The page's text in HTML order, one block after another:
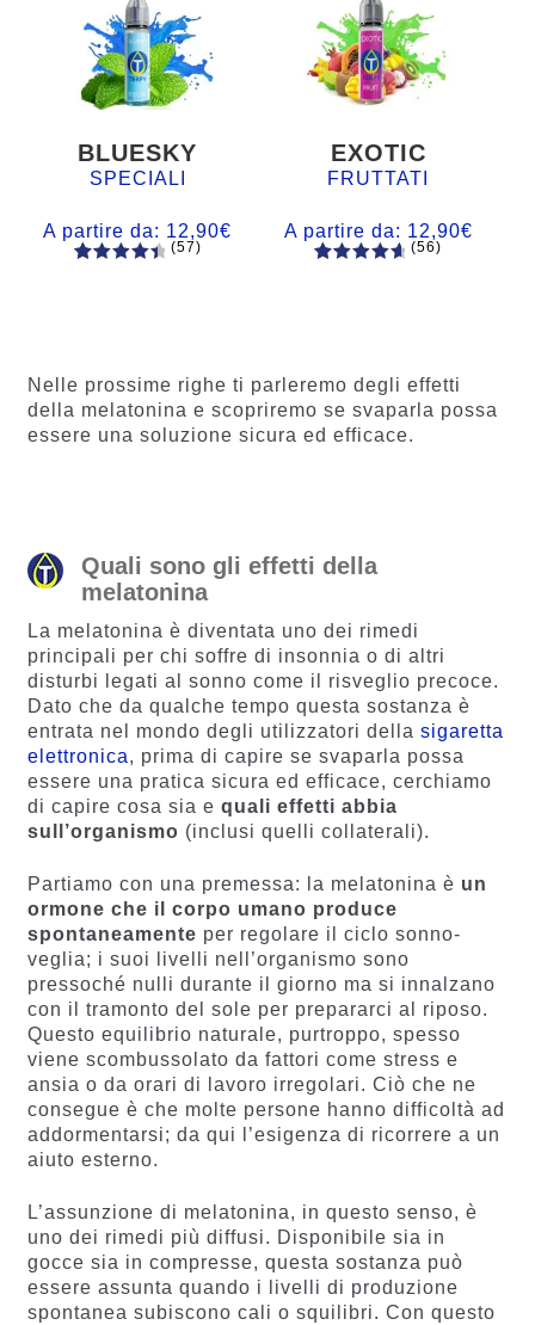
BLUESKY
SPECIALI
A partire da: 12,90€
recensio
ni
(57)
EXOTIC
FRUTTATI
A partire da: 12,90€
recension
i
(56)
Nelle prossime righe ti parleremo degli effetti
della melatonina e scopriremo se svaparla possa
essere una soluzione sicura ed efficace.
Quali sono gli effetti della
melatonina
La melatonina è diventata uno dei rimedi
principali per chi soffre di insonnia o di altri
disturbi legati al sonno come il risveglio precoce.
Dato che da qualche tempo questa sostanza è
entrata nel mondo degli utilizzatori della sigaretta
elettronica, prima di capire se svaparla possa
essere una pratica sicura ed efficace, cerchiamo
di capire cosa sia e quali effetti abbia
sull’organismo (inclusi quelli collaterali).
Partiamo con una premessa: la melatonina è un
ormone che il corpo umano produce
spontaneamente per regolare il ciclo sonno-
veglia; i suoi livelli nell’organismo sono
pressoché nulli durante il giorno ma si innalzano
con il tramonto del sole per prepararci al riposo.
Questo equilibrio naturale, purtroppo, spesso
viene scombussolato da fattori come stress e
ansia o da orari di lavoro irregolari. Ciò che ne
consegue è che molte persone hanno difficoltà ad
addormentarsi; da qui l’esigenza di ricorrere a un
aiuto esterno.
L’assunzione di melatonina, in questo senso, è
uno dei rimedi più diffusi. Disponibile sia in
gocce sia in compresse, questa sostanza può
essere assunta quando i livelli di produzione
spontanea subiscono cali o squilibri. Con questo